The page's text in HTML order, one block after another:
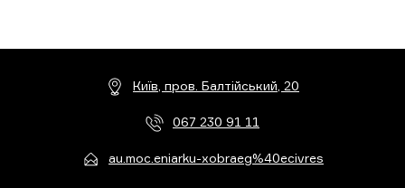
Київ, пров. Балтійський, 20
067 230 91 11
au.moc.eniarku-xobraeg%40ecivres